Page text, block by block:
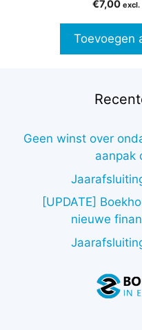
€7,00 excl.
Toevoegen
Geen winst over
aanpak
[UPDATE]
nieuwe